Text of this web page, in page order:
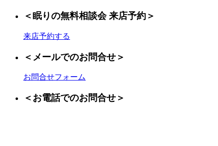
＜眠りの無料相談会 来店予約＞
来店予約する
＜メールでのお問合せ＞
お問合せフォーム
＜お電話でのお問合せ＞